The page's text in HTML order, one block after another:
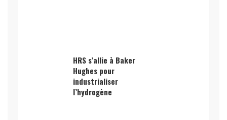
HRS s’allie à Baker
Hughes pour
industrialiser
l’hydrogène